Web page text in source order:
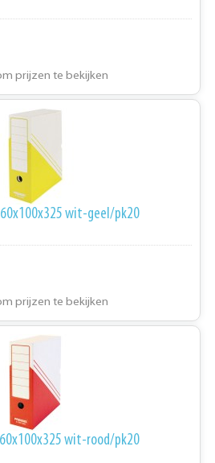
prijzen te bekijken
wit-geel/pk20
prijzen te bekijken
wit-rood/pk20